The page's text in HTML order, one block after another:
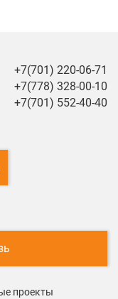
+7(701) 220-06-71
+7(778) 328-00-10
+7(701) 552-40-40
проекты